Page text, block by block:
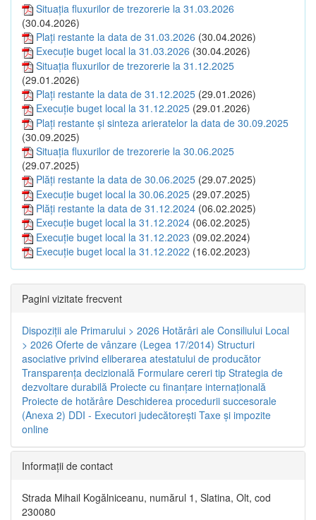
Situația fluxurilor de trezorerie la 31.03.2026
(30.04.2026)
Plați restante la data de 31.03.2026 (30.04.2026)
Execuție buget local la 31.03.2026 (30.04.2026)
Situația fluxurilor de trezorerie la 31.12.2025
(29.01.2026)
Plați restante la data de 31.12.2025 (29.01.2026)
Execuție buget local la 31.12.2025 (29.01.2026)
Plați restante și sinteza arieratelor la data de 30.09.2025
(30.09.2025)
Situația fluxurilor de trezorerie la 30.06.2025
(29.07.2025)
Plăți restante la data de 30.06.2025 (29.07.2025)
Execuție buget local la 30.06.2025 (29.07.2025)
Plăți restante la data de 31.12.2024 (06.02.2025)
Execuție buget local la 31.12.2024 (06.02.2025)
Execuție buget local la 31.12.2023 (09.02.2024)
Execuție buget local la 31.12.2022 (16.02.2023)
Pagini vizitate frecvent
Dispoziţii ale Primarului > 2026 Hotărâri ale Consiliului Local
> 2026 Oferte de vânzare (Legea 17/2014) Structuri
asociative privind eliberarea atestatului de producător
Transparenţa decizională Formulare cereri tip Strategia de
dezvoltare durabilă Proiecte cu finanţare internaţională
Proiecte de hotărâre Deschiderea procedurii succesorale
(Anexa 2) DDI - Executori judecătorești Taxe şi impozite
online
Informaţii de contact
Strada Mihail Kogălniceanu, numărul 1, Slatina, Olt, cod
230080